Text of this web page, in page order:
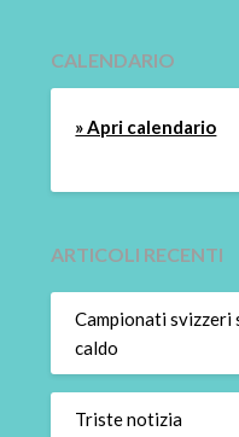
CALENDARIO
» Apri calendario
ARTICOLI RECENTI
Campionati svizzeri
caldo
Triste notizia